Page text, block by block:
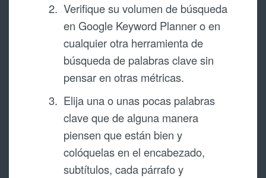
Verifique su volumen de búsqueda
en Google Keyword Planner o en
cualquier otra herramienta de
búsqueda de palabras clave sin
pensar en otras métricas.
Elija una o unas pocas palabras
clave que de alguna manera
piensen que están bien y
colóquelas en el encabezado,
subtítulos, cada párrafo y